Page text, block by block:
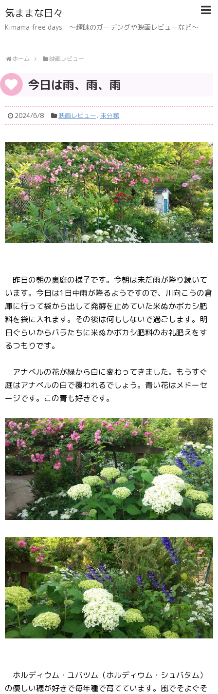
気ままな日々
Kimama free days 〜趣味のガーデングや映画レビューなど〜
ホーム 映画レビュー
今日は雨、雨、雨
2024/6/8 映画レビュー, 未分類
昨日の朝の裏庭の様子です。今朝は未だ雨が降り続いて
います。今日は1日中雨が降るようですので、川向こうの倉
庫に行って袋から出して発酵を止めていた米ぬかボカシ肥
料を袋に入れます。その後は何もしないで過ごします。明
日ぐらいからバラたちに米ぬかボカシ肥料のお礼肥えをす
るつもりです。
アナベルの花が緑から白に変わってきました。もうすぐ
庭はアナベルの白で覆われるでしょう。青い花はメドーセ
ージです。この青も好きです。
ホルディウム・ユバツム（ホルディウム・シュバタム）
の優しい穂が好きで毎年種で育てています。風でそよぐそ